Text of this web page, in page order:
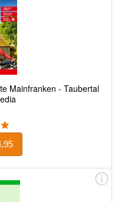
Mainfranken - Taubertal
14,95